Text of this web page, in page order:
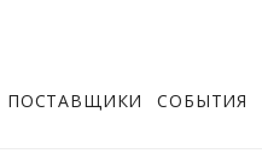
ПОСТАВЩИКИ СОБЫТИЯ